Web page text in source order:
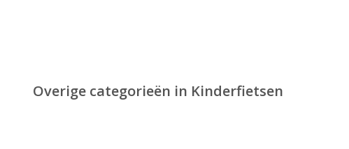
Overige categorieën in Kinderfietsen